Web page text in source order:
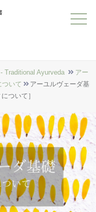
Traditional Ayurveda
アー
ついて
アーユルヴェーダ基
ついて］